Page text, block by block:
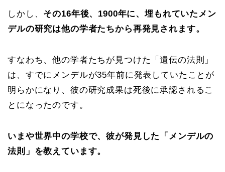
しかし、 その16年後、1900年に、埋もれていたメン
デルの研究は他の学者たちから再発見されます。
すなわち、他の学者たちが見つけた「遺伝の法則」
は、すでにメンデルが35年前に発表していたことが
明らかになり、彼の研究成果は死後に承認されるこ
とになったのです。
いまや世界中の学校で、彼が発見した「メンデルの
法則」を教えています。